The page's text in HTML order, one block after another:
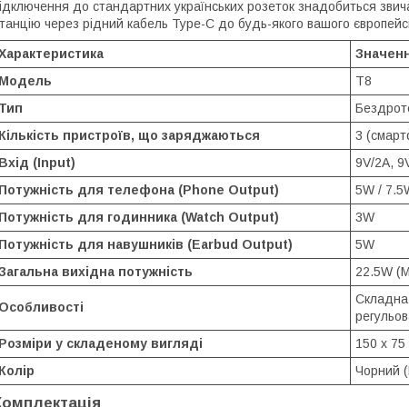
до стандартних українських розеток знадобиться
через рідний кабель Type-C до будь-якого вашого
T8
пристроїв, що заряджаються
3
(Input)
9V/2A,
для телефона (Phone Output)
5W /
для годинника (Watch Output)
3W
для навушників (Earbud Output)
5W
вихідна потужність
22.5W
Складна
у складеному вигляді
150 х
Чорний